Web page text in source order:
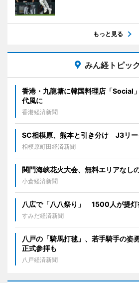
もっと見る
みん経トピッ
香港・九龍塘に韓国料理店「Social
代風に
香港経済新聞
SC相模原、熊本と引き分け J3リー
相模原町田経済新聞
関門海峡花火大会、無料エリアなし
小倉経済新聞
八広で「八八祭り」 1500人が提灯
すみだ経済新聞
八戸の「騎馬打毬」、若手騎手の
正式参拝も
八戸経済新聞